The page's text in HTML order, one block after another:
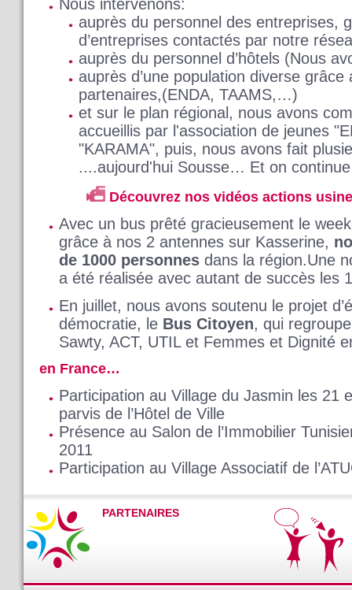
Nous intervenons:
auprès du personnel des entreprises,
d’entreprises contactés par notre
auprès du personnel d’hôtels (Nous
auprès d’une population diverse
partenaires,(ENDA, TAAMS,…)
et sur le plan régional, nous avons
accueillis par l'association de jeunes
"KARAMA", puis, nous avons fait
....aujourd'hui Sousse… Et on
Découvrez nos vidéos actions
Avec un bus prêté gracieusement le
grâce à nos 2 antennes sur Kasserine,
de 1000 personnes dans la région.Une
a été réalisée avec autant de succès les
En juillet, nous avons soutenu le projet
démocratie, le Bus Citoyen, qui
Sawty, ACT, UTIL et Femmes et Dignité
en France…
Participation au Village du Jasmin les 21
parvis de l’Hôtel de Ville
Présence au Salon de l’Immobilier
2011
Participation au Village Associatif de
PARTENAIRES